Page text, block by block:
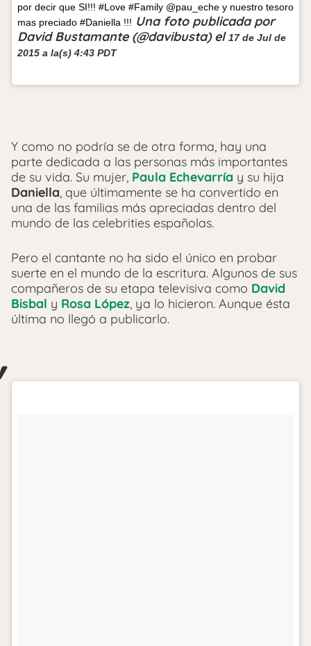
por decir que SI!!! #Love #Family @pau_eche y nuestro tesoro
mas preciado #Daniella !!! Una foto publicada por
David Bustamante (@davibusta) el17 de Jul de
2015 a la(s) 4:43 PDT
Y como no podría se de otra forma, hay una
parte dedicada a las personas más importantes
de su vida. Su mujer, Paula Echevarría y su hija
Daniella, que últimamente se ha convertido en
una de las familias más apreciadas dentro del
mundo de las celebrities españolas.
Pero el cantante no ha sido el único en probar
suerte en el mundo de la escritura. Algunos de sus
compañeros de su etapa televisiva como David
Bisbal y Rosa López, ya lo hicieron. Aunque ésta
última no llegó a publicarlo.